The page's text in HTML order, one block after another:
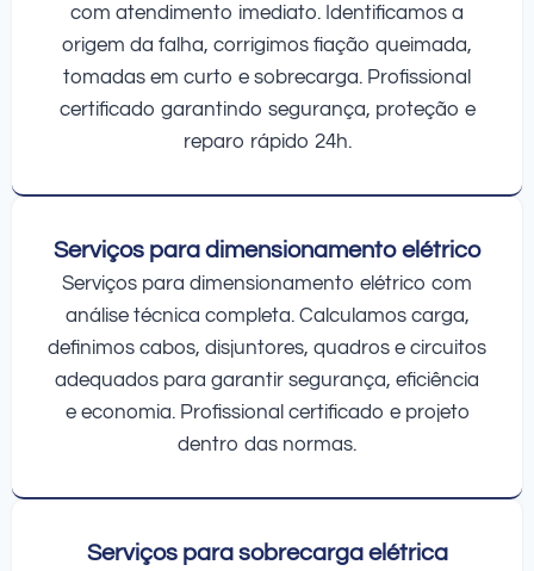
com atendimento imediato. Identificamos a
origem da falha, corrigimos fiação queimada,
tomadas em curto e sobrecarga. Profissional
certificado garantindo segurança, proteção e
reparo rápido 24h.
Serviços para dimensionamento elétrico
Serviços para dimensionamento elétrico com
análise técnica completa. Calculamos carga,
definimos cabos, disjuntores, quadros e circuitos
adequados para garantir segurança, eficiência
e economia. Profissional certificado e projeto
dentro das normas.
Serviços para sobrecarga elétrica